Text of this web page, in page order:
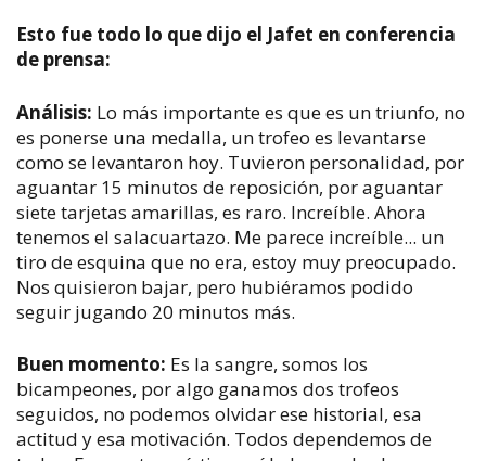
Esto fue todo lo que dijo el Jafet en conferencia
de prensa:
Análisis: Lo más importante es que es un triunfo, no
es ponerse una medalla, un trofeo es levantarse
como se levantaron hoy. Tuvieron personalidad, por
aguantar 15 minutos de reposición, por aguantar
siete tarjetas amarillas, es raro. Increíble. Ahora
tenemos el salacuartazo. Me parece increíble... un
tiro de esquina que no era, estoy muy preocupado.
Nos quisieron bajar, pero hubiéramos podido
seguir jugando 20 minutos más.
Buen momento: Es la sangre, somos los
bicampeones, por algo ganamos dos trofeos
seguidos, no podemos olvidar ese historial, esa
actitud y esa motivación. Todos dependemos de